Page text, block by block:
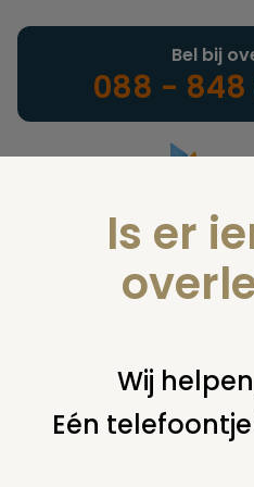
Landelijke
Bel bij
088 - 848
U bent hier: home nieuws &
Is er
Wij
Eén